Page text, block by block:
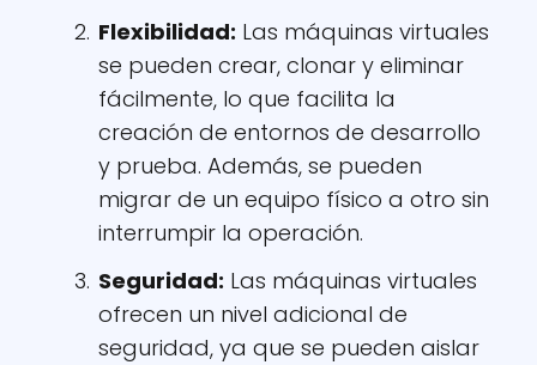
Flexibilidad: Las máquinas virtuales
se pueden crear, clonar y eliminar
fácilmente, lo que facilita la
creación de entornos de desarrollo
y prueba. Además, se pueden
migrar de un equipo físico a otro sin
interrumpir la operación.
Seguridad: Las máquinas virtuales
ofrecen un nivel adicional de
seguridad, ya que se pueden aislar